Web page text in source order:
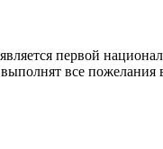
первой
все